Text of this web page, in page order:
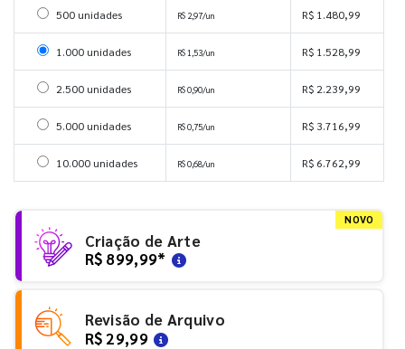
Selecionar 500 unidades
500 unidades R$ 2,97/un R$ 1.480,99
Selecionar 1000 unidades
1.000 unidades R$ 1,53/un R$ 1.528,99
Selecionar 2500 unidades
2.500 unidades R$ 0,90/un R$ 2.239,99
Selecionar 5000 unidades
5.000 unidades R$ 0,75/un R$ 3.716,99
Selecionar 10000 unidades
10.000 unidades R$ 0,68/un R$ 6.762,99
NOVO
Criação de Arte
R$ 899,99*
Revisão de Arquivo
R$ 29,99